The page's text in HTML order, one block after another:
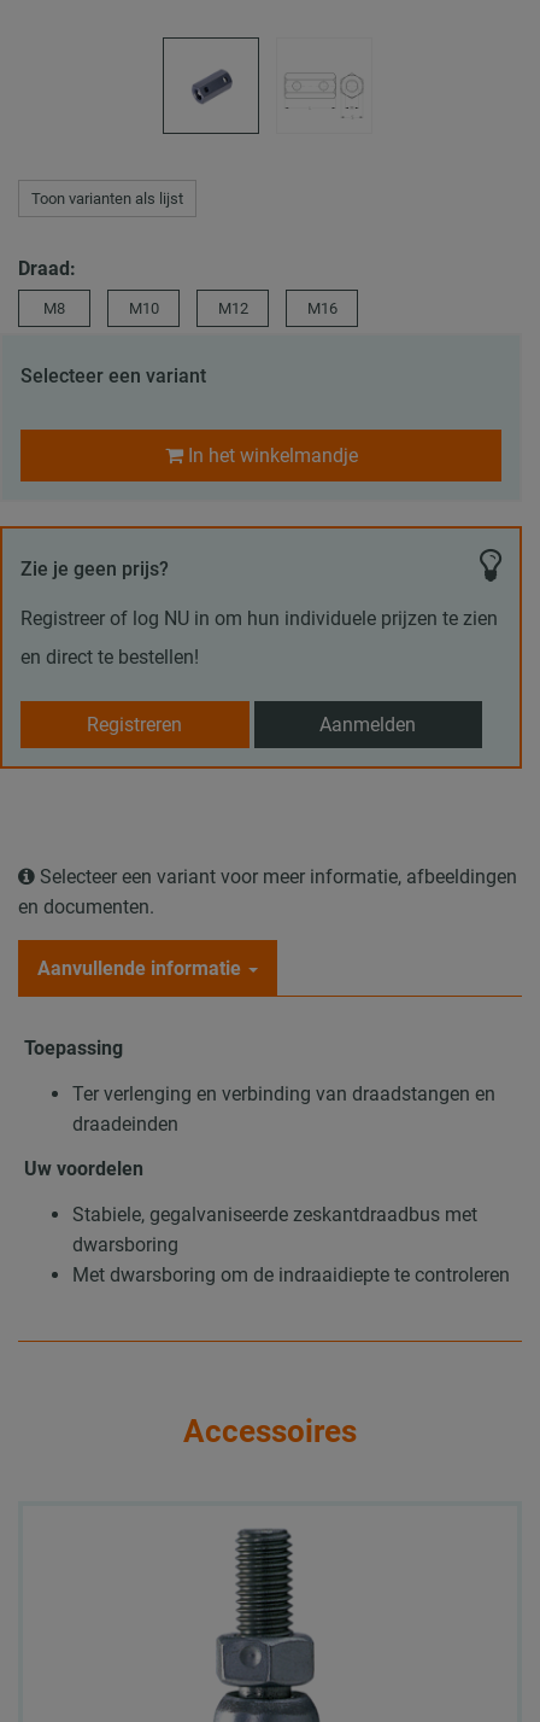
Toon varianten als lijst
Draad:
M8 M10 M12 M16
Selecteer een variant
In het winkelmandje
Zie je geen prijs?
Registreer of log NU in om hun individuele prijzen te zien
en direct te bestellen!
Registreren Aanmelden
Selecteer een variant voor meer informatie, afbeeldingen
en documenten.
Aanvullende informatie
Toepassing
Ter verlenging en verbinding van draadstangen en
draadeinden
Uw voordelen
Stabiele, gegalvaniseerde zeskantdraadbus met
dwarsboring
Met dwarsboring om de indraaidiepte te controleren
Accessoires